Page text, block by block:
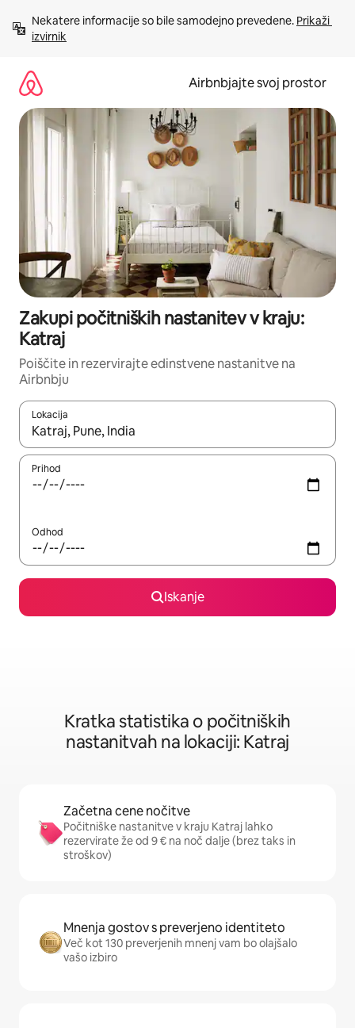
vsebino
Nekatere informacije so bile samodejno prevedene. Prikaži
izvirnik
Airbnbjajte svoj prostor
Zakupi počitniških nastanitev v kraju:
Katraj
Poiščite in rezervirajte edinstvene nastanitve na
Airbnbju
Lokacija
Ko so rezultati na voljo, krmarite s puščičnima tipkama gor in
Prihod
Odhod
Iskanje
Kratka statistika o počitniških
nastanitvah na lokaciji: Katraj
Začetna cene nočitve
Počitniške nastanitve v kraju Katraj lahko
rezervirate že od 9 € na noč dalje (brez taks in
stroškov)
Mnenja gostov s preverjeno identiteto
Več kot 130 preverjenih mnenj vam bo olajšalo
vašo izbiro